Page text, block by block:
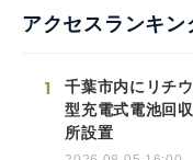
アクセスランキン
1
千葉市内にリチ
型充電式電池回
所設置